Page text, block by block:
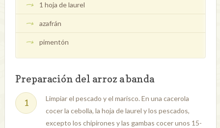
1 hoja de laurel
azafrán
pimentón
Preparación del arroz a banda
Limpiar el pescado y el marisco. En una cacerola
cocer la cebolla, la hoja de laurel y los pescados,
excepto los chipirones y las gambas cocer unos 15-